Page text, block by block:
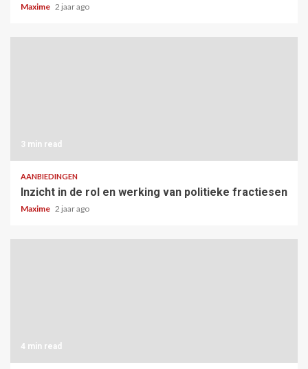
Maxime 2 jaar ago
3 min read
AANBIEDINGEN
Inzicht in de rol en werking van politieke fractiesen
Maxime 2 jaar ago
4 min read